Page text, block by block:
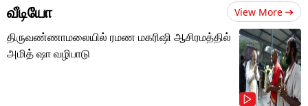
வீடியோ View More
திருவண்ணாமலையில் ரமண மகரிஷி ஆசிரமத்தில்
அமித் ஷா வழிபாடு